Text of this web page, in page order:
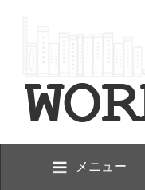
メニュー